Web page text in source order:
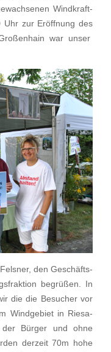
Windkraft­
Uhr zur Eröff­nung des
war unser
den Geschäfts­
begrü­ßen. In
die die Besucher vor
Windge­biet in Riesa-
der Bürger und ohne
derzeit 70m hohe